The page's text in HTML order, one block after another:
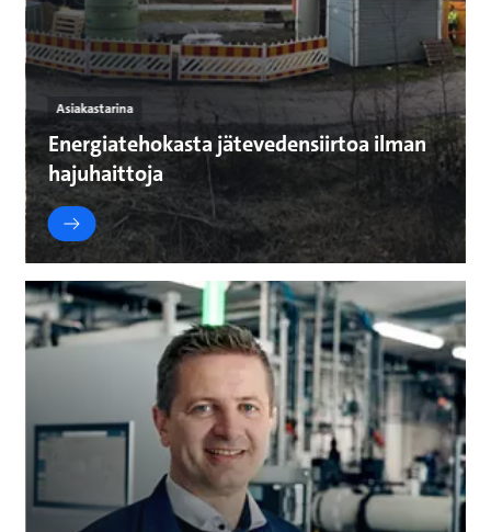
Asiakastarina
Energiatehokasta jätevedensiirtoa ilman
hajuhaittoja